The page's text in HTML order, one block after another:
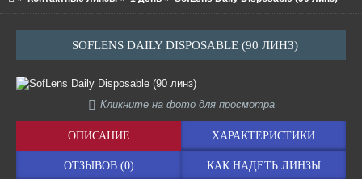
SOFLENS DAILY DISPOSABLE (90 ЛИНЗ)
Кликните на фото для просмотра
ОПИСАНИЕ ХАРАКТЕРИСТИКИ
ОТЗЫВОВ (0) КАК НАДЕТЬ ЛИНЗЫ